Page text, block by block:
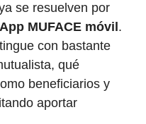
se resuelven por
App MUFACE móvil .
con bastante
qué
beneficiarios y
aportar